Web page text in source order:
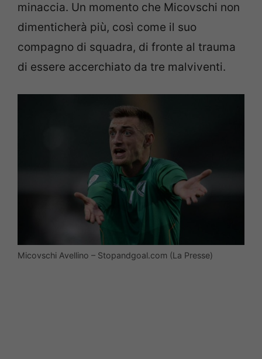
minaccia. Un momento che Micovschi non
dimenticherà più, così come il suo
compagno di squadra, di fronte al trauma
di essere accerchiato da tre malviventi.
Micovschi Avellino – Stopandgoal.com (La Presse)